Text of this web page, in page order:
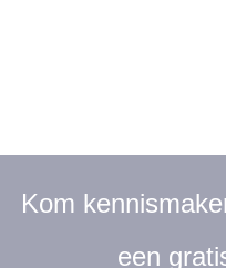
Kom
een